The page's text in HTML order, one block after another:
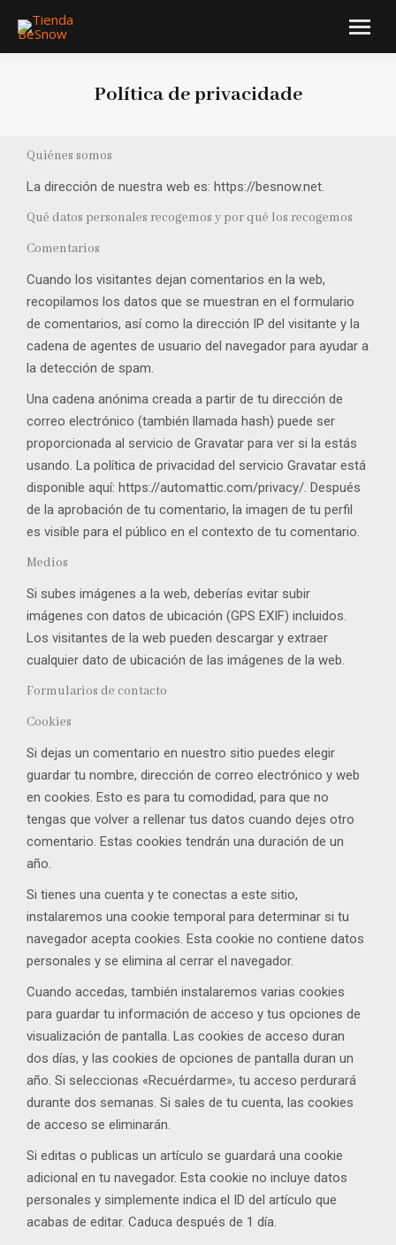
Política de privacidade
Quiénes somos
La dirección de nuestra web es: https://besnow.net.
Qué datos personales recogemos y por qué los recogemos
Comentarios
Cuando los visitantes dejan comentarios en la web,
recopilamos los datos que se muestran en el formulario
de comentarios, así como la dirección IP del visitante y la
cadena de agentes de usuario del navegador para ayudar a
la detección de spam.
Una cadena anónima creada a partir de tu dirección de
correo electrónico (también llamada hash) puede ser
proporcionada al servicio de Gravatar para ver si la estás
usando. La política de privacidad del servicio Gravatar está
disponible aquí: https://automattic.com/privacy/. Después
de la aprobación de tu comentario, la imagen de tu perfil
es visible para el público en el contexto de tu comentario.
Medios
Si subes imágenes a la web, deberías evitar subir
imágenes con datos de ubicación (GPS EXIF) incluidos.
Los visitantes de la web pueden descargar y extraer
cualquier dato de ubicación de las imágenes de la web.
Formularios de contacto
Cookies
Si dejas un comentario en nuestro sitio puedes elegir
guardar tu nombre, dirección de correo electrónico y web
en cookies. Esto es para tu comodidad, para que no
tengas que volver a rellenar tus datos cuando dejes otro
comentario. Estas cookies tendrán una duración de un
año.
Si tienes una cuenta y te conectas a este sitio,
instalaremos una cookie temporal para determinar si tu
navegador acepta cookies. Esta cookie no contiene datos
personales y se elimina al cerrar el navegador.
Cuando accedas, también instalaremos varias cookies
para guardar tu información de acceso y tus opciones de
visualización de pantalla. Las cookies de acceso duran
dos días, y las cookies de opciones de pantalla duran un
año. Si seleccionas «Recuérdarme», tu acceso perdurará
durante dos semanas. Si sales de tu cuenta, las cookies
de acceso se eliminarán.
Si editas o publicas un artículo se guardará una cookie
adicional en tu navegador. Esta cookie no incluye datos
personales y simplemente indica el ID del artículo que
acabas de editar. Caduca después de 1 día.